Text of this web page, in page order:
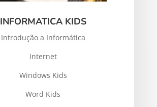
INFORMATICA KIDS
Introdução a Informática
Internet
Windows Kids
Word Kids